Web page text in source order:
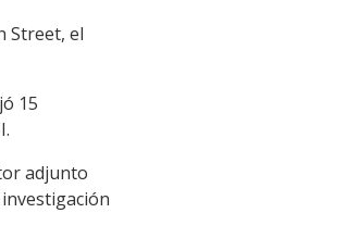
Street, el
15
adjunto